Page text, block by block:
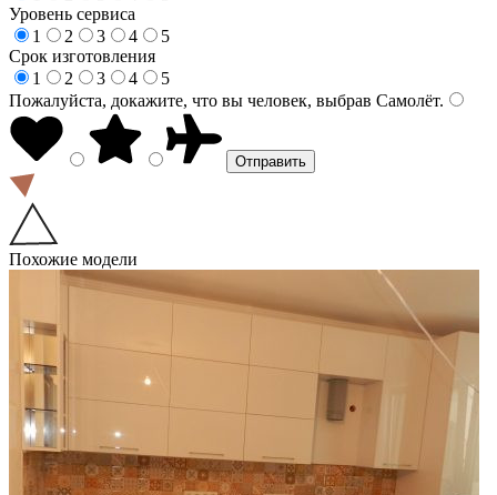
Уровень сервиса
1
2 3 4
5
Срок изготовления
1
2 3 4
5
Пожалуйста, докажите, что вы человек, выбрав Самолёт.
Похожие модели